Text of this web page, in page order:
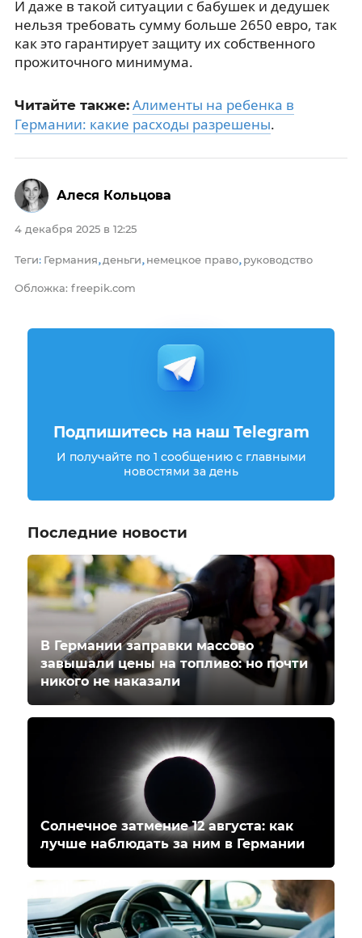
И даже в такой ситуации с бабушек и дедушек
нельзя требовать сумму больше 2650 евро, так
как это гарантирует защиту их собственного
прожиточного минимума.
Читайте также: Алименты на ребенка в
Германии: какие расходы разрешены.
4 декабря 2025 в 12:25
Теги: Германия, деньги, немецкое право, руководство
Обложка: freepik.com
Алеся Кольцова
Подпишитесь на наш Telegram
И получайте по 1 сообщению с главными
новостями за день
Последние новости
В Германии заправки массово
завышали цены на топливо: но почти
никого не наказали
Солнечное затмение 12 августа: как
лучше наблюдать за ним в Германии